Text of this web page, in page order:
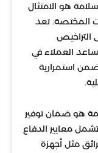
هو الامتثال
المختصة. تعد
التراخيص
العملاء في
استمرارية
هو ضمان توفير
تشمل معايير الدفاع
مثل أجهزة